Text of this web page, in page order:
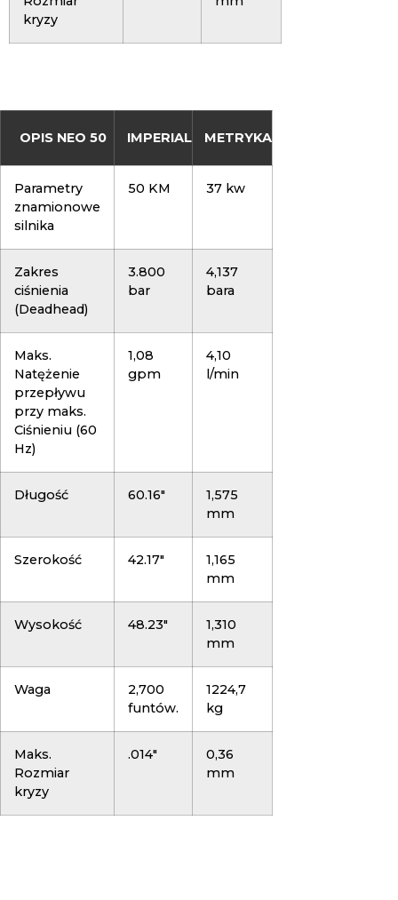
kryzy
OPIS NEO 50 IMPERIAL METRYKA
Parametry
znamionowe
silnika
50 KM 37 kw
Zakres
ciśnienia
(Deadhead)
3.800
bar
4,137
bara
Maks.
Natężenie
przepływu
przy maks.
Ciśnieniu (60
Hz)
1,08
gpm
4,10
l/min
Długość 60.16″
1,575
mm
Szerokość 42.17″
1,165
mm
Wysokość 48.23″
1,310
mm
Waga
2,700
funtów.
1224,7
kg
Maks.
Rozmiar
kryzy
.014″
0,36
mm